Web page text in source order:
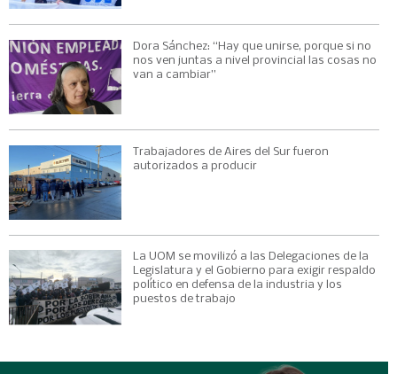
Dora Sánchez: “Hay que unirse, porque si no
nos ven juntas a nivel provincial las cosas no
van a cambiar”
Trabajadores de Aires del Sur fueron
autorizados a producir
La UOM se movilizó a las Delegaciones de la
Legislatura y el Gobierno para exigir respaldo
político en defensa de la industria y los
puestos de trabajo